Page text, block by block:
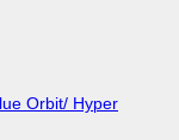
Orbit/ Hyper